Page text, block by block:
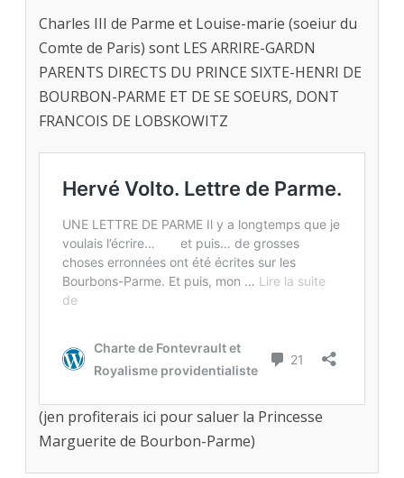
Charles III de Parme et Louise-marie (soeiur du
Comte de Paris) sont LES ARRIRE-GARDN
PARENTS DIRECTS DU PRINCE SIXTE-HENRI DE
BOURBON-PARME ET DE SE SOEURS, DONT
FRANCOIS DE LOBSKOWITZ
(jen profiterais ici pour saluer la Princesse
Marguerite de Bourbon-Parme)